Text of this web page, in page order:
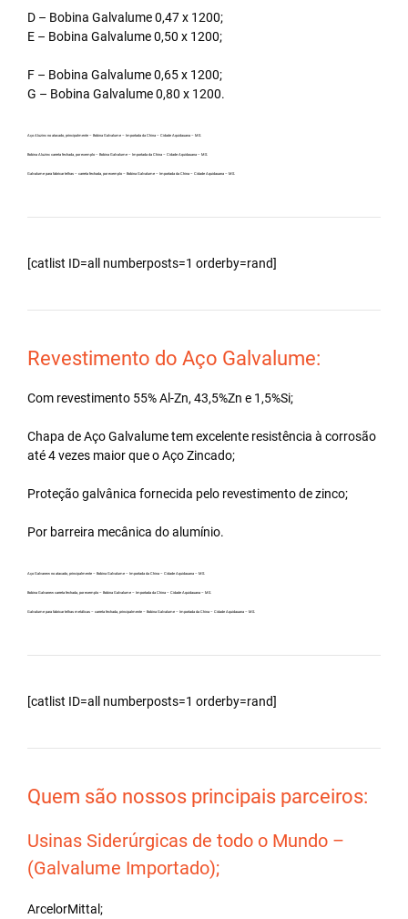
D – Bobina Galvalume 0,47 x 1200;
E – Bobina Galvalume 0,50 x 1200;
F – Bobina Galvalume 0,65 x 1200;
G – Bobina Galvalume 0,80 x 1200.
Aço Aluzinc no atacado, principalmente – Bobina Galvalume – Importada da China – Cidade Aquidauana – MS.
Bobina Aluzinc carreta fechada, por exemplo – Bobina Galvalume – Importada da China – Cidade Aquidauana – MS.
Galvalume para fabricar telhas – carreta fechada, por exemplo – Bobina Galvalume – Importada da China – Cidade Aquidauana – MS.
[catlist ID=all numberposts=1 orderby=rand]
Revestimento do Aço Galvalume:
Com revestimento 55% Al-Zn, 43,5%Zn e 1,5%Si;
Chapa de Aço Galvalume tem excelente resistência à corrosão
até 4 vezes maior que o Aço Zincado;
Proteção galvânica fornecida pelo revestimento de zinco;
Por barreira mecânica do alumínio.
Aço Galvanew no atacado, principalmente – Bobina Galvalume – Importada da China – Cidade Aquidauana – MS.
Bobina Galvanew carreta fechada, por exemplo – Bobina Galvalume – Importada da China – Cidade Aquidauana – MS.
Galvalume para fabricar telhas metálicas – carreta fechada, principalmente – Bobina Galvalume – Importada da China – Cidade Aquidauana – MS.
[catlist ID=all numberposts=1 orderby=rand]
Quem são nossos principais parceiros:
Usinas Siderúrgicas de todo o Mundo –
(Galvalume Importado);
ArcelorMittal;